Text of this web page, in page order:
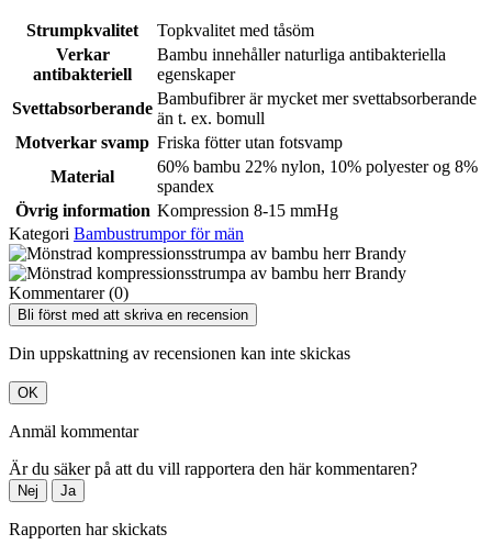
Strumpkvalitet
Topkvalitet med tåsöm
Verkar
antibakteriell
Bambu innehåller naturliga antibakteriella
egenskaper
Svettabsorberande
Bambufibrer är mycket mer svettabsorberande
än t. ex. bomull
Motverkar svamp Friska fötter utan fotsvamp
Material
60% bambu 22% nylon, 10% polyester og 8%
spandex
Övrig information Kompression 8-15 mmHg
Kategori Bambustrumpor för män
Kommentarer (0)
Bli först med att skriva en recension
Din uppskattning av recensionen kan inte skickas
OK
Anmäl kommentar
Är du säker på att du vill rapportera den här kommentaren?
Nej Ja
Rapporten har skickats